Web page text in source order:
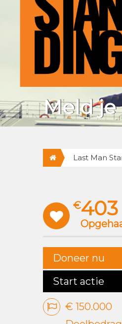
Meld je
Last Man
€403
Doneer nu
Start actie
€ 150.000